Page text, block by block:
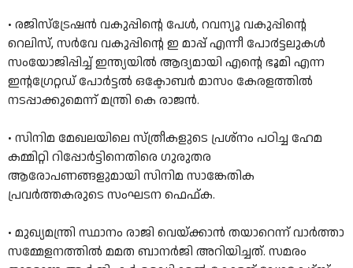
• രജിസ്ട്രേഷൻ വകുപ്പിന്റെ പേൾ, റവന്യൂ വകുപ്പിന്റെ
റെലിസ്, സർവേ വകുപ്പിന്റെ ഇ മാപ്പ് എന്നീ പോ൪ട്ടലുകൾ
സംയോജിപ്പിച്ച് ഇന്ത്യയിൽ ആദ്യമായി എന്റെ ഭൂമി എന്ന
ഇന്റഗ്രേറ്റഡ് പോർട്ടൽ ഒക്ടോബർ മാസം കേരളത്തിൽ
നടപ്പാക്കുമെന്ന് മന്ത്രി കെ രാജൻ.
• സിനിമ മേഖലയിലെ സ്ത്രീകളുടെ പ്രശ്നം പഠിച്ച ഹേമ
കമ്മിറ്റി റിപ്പോര്‍ട്ടിനെതിരെ ഗുരുതര
ആരോപണങ്ങളുമായി സിനിമ സാങ്കേതിക
പ്രവര്‍ത്തകരുടെ സംഘടന ഫെഫ്ക.
• മുഖ്യമന്ത്രി സ്ഥാനം രാജി വെയ്ക്കാന്‍ തയാറെന്ന് വാര്‍ത്താ
സമ്മേളനത്തില്‍ മമത ബാനര്‍ജി അറിയിച്ചത്. സമരം